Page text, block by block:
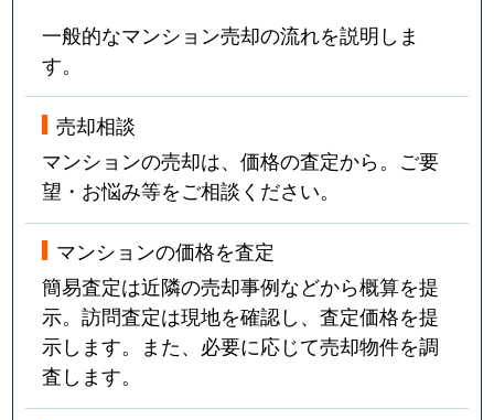
一般的なマンション売却の流れを説明しま
す。
売却相談
マンションの売却は、価格の査定から。ご要
望・お悩み等をご相談ください。
マンションの価格を査定
簡易査定は近隣の売却事例などから概算を提
示。訪問査定は現地を確認し、査定価格を提
示します。また、必要に応じて売却物件を調
査します。